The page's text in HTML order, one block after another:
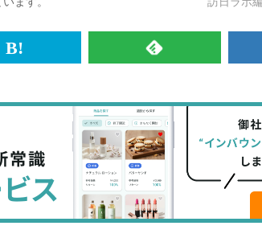
は
な
ッ
ク
マ
RSS
記
事
を
購
読